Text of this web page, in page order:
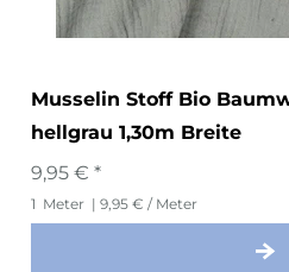
Musselin Stoff Bio
hellgrau 1,30m Breite
9,95 € *
1 Meter | 9,95 € / Meter